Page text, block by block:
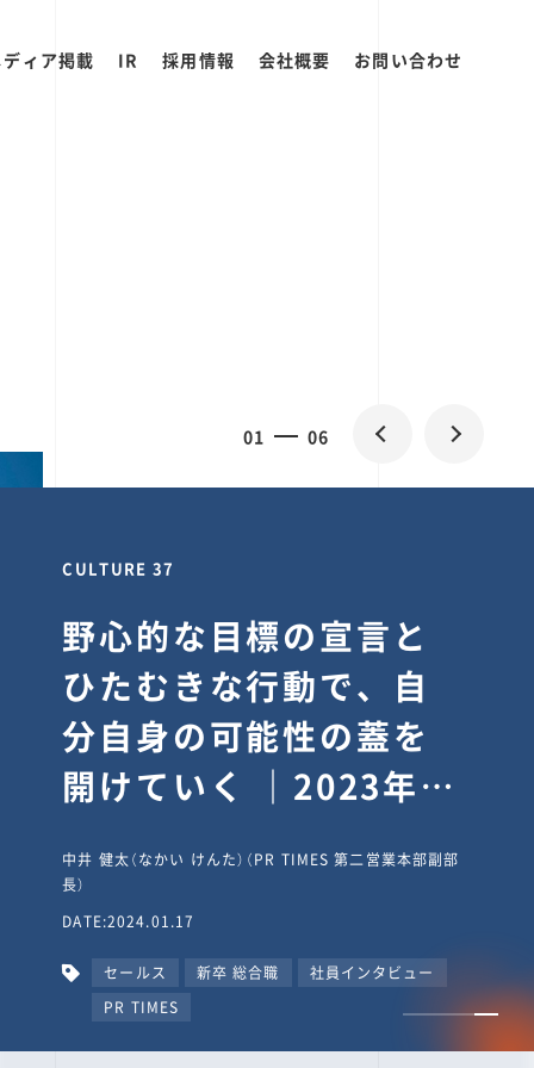
ィア掲載 IR 採用情報 会社概要 お問い合わせ
02 06
CULTURE 30
逆境では自分のスタン
スを変え“予想を裏切
り、期待を超える”【真
輔塾・前編】
山田真輔（やまだ しんすけ）（執行役員 兼 Jooto事業部
長）
DATE:2023.09.08
カルチャー CxO キャリア入社 Jooto